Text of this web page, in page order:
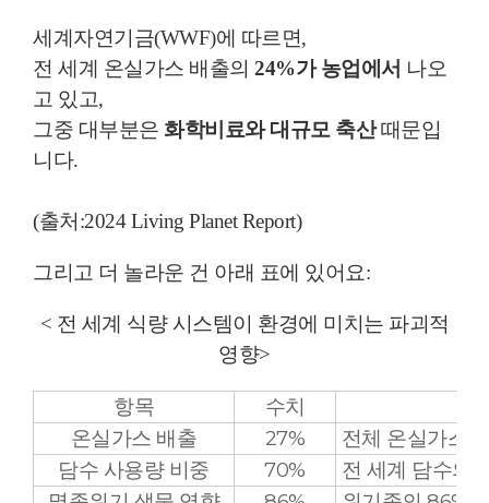
세계자연기금(WWF)에 따르면,
전 세계 온실가스 배출의 24%가 농업에서 나오
고 있고,
그중 대부분은 화학비료와 대규모 축산때문입
니다.
(출처:2024 Living Planet Report)
그리고 더 놀라운 건 아래 표에 있어요:
< 전 세계 식량 시스템이 환경에 미치는 파괴적
영향>
항목
수치
온실가스 배출
27%
전체 온실가스
담수 사용량 비중
70%
전 세계 담수의